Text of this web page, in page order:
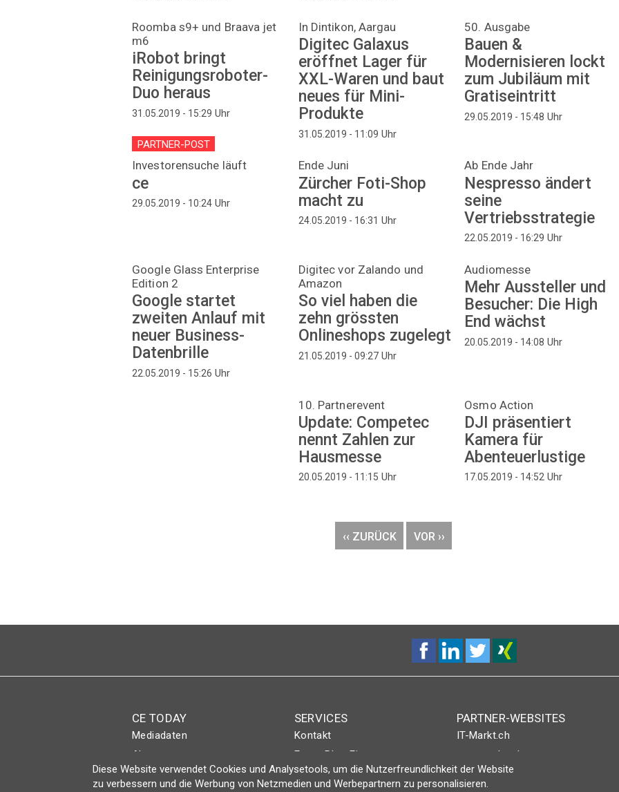
Roomba s9+ und Braava jet
m6
iRobot bringt
Reinigungsroboter-
Duo heraus
31.05.2019 - 15:29 Uhr
In Dintikon, Aargau
Digitec Galaxus
eröffnet Lager für
XXL-Waren und baut
neues für Mini-
Produkte
31.05.2019 - 11:09 Uhr
50. Ausgabe
Bauen &
Modernisieren lockt
zum Jubiläum mit
Gratiseintritt
29.05.2019 - 15:48 Uhr
PARTNER-POST
Investorensuche läuft
ce
29.05.2019 - 10:24 Uhr
Ende Juni
Zürcher Foti-Shop
macht zu
24.05.2019 - 16:31 Uhr
Ab Ende Jahr
Nespresso ändert
seine
Vertriebsstrategie
22.05.2019 - 16:29 Uhr
Google Glass Enterprise
Edition 2
Google startet
zweiten Anlauf mit
neuer Business-
Datenbrille
22.05.2019 - 15:26 Uhr
Digitec vor Zalando und
Amazon
So viel haben die
zehn grössten
Onlineshops zugelegt
21.05.2019 - 09:27Uhr
Audiomesse
Mehr Aussteller und
Besucher: Die High
End wächst
20.05.2019 - 14:08 Uhr
10. Partnerevent
Update: Competec
nennt Zahlen zur
Hausmesse
20.05.2019 - 11:15 Uhr
Osmo Action
DJI präsentiert
Kamera für
Abenteuerlustige
17.05.2019 - 14:52 Uhr
VORHERIGE
‹‹ ZURÜCK
NÄCHSTE
VOR ››
CE TODAY
Mediadaten
Abo
Magazin
SERVICES
Kontakt
Event-Plus-Eintrag
Login
PARTNER-WEBSITES
IT-Markt.ch
netzwoche.ch
ICTjournal
Diese Website verwendet Cookies und Analysetools, um die Nutzerfreundlichkeit der Website
zu verbessern und die Werbung von Netzmedien und Werbepartnern zu personalisieren.